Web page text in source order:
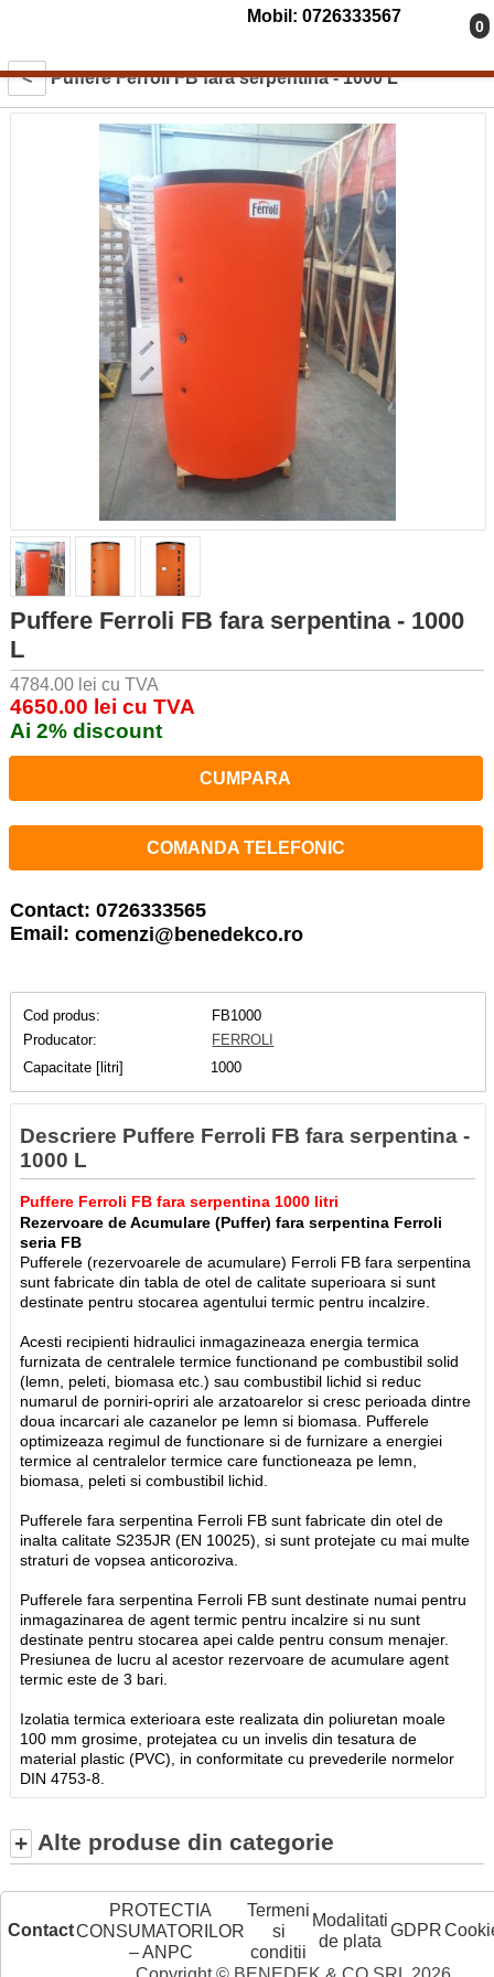
Mobil: 0726333567
0
< Puffere Ferroli FB fara serpentina - 1000 L
Puffere Ferroli FB fara serpentina - 1000
L
4784.00 lei cu TVA
4650.00 lei cu TVA
Ai 2% discount
CUMPARA
COMANDA TELEFONIC
Contact: 0726333565
Email: comenzi@benedekco.ro
Cod produs:
FB1000
Producator:
FERROLI
Capacitate [litri]
1000
Descriere Puffere Ferroli FB fara serpentina -
1000 L
Puffere Ferroli FB fara serpentina 1000 litri
Rezervoare de Acumulare (Puffer) fara serpentina Ferroli
seria FB
Pufferele (rezervoarele de acumulare) Ferroli FB fara serpentina
sunt fabricate din tabla de otel de calitate superioara si sunt
destinate pentru stocarea agentului termic pentru incalzire.
Acesti recipienti hidraulici inmagazineaza energia termica
furnizata de centralele termice functionand pe combustibil solid
(lemn, peleti, biomasa etc.) sau combustibil lichid si reduc
numarul de porniri-opriri ale arzatoarelor si cresc perioada dintre
doua incarcari ale cazanelor pe lemn si biomasa. Pufferele
optimizeaza regimul de functionare si de furnizare a energiei
termice al centralelor termice care functioneaza pe lemn,
biomasa, peleti si combustibil lichid.
Pufferele fara serpentina Ferroli FB sunt fabricate din otel de
inalta calitate S235JR (EN 10025), si sunt protejate cu mai multe
straturi de vopsea anticoroziva.
Pufferele fara serpentina Ferroli FB sunt destinate numai pentru
inmagazinarea de agent termic pentru incalzire si nu sunt
destinate pentru stocarea apei calde pentru consum menajer.
Presiunea de lucru al acestor rezervoare de acumulare agent
termic este de 3 bari.
Izolatia termica exterioara este realizata din poliuretan moale
100 mm grosime, protejatea cu un invelis din tesatura de
material plastic (PVC), in conformitate cu prevederile normelor
DIN 4753-8.
+ Alte produse din categorie
Contact
PROTECTIA
CONSUMATORILOR
– ANPC
Termeni
si
conditii
Modalitati
de plata
GDPR